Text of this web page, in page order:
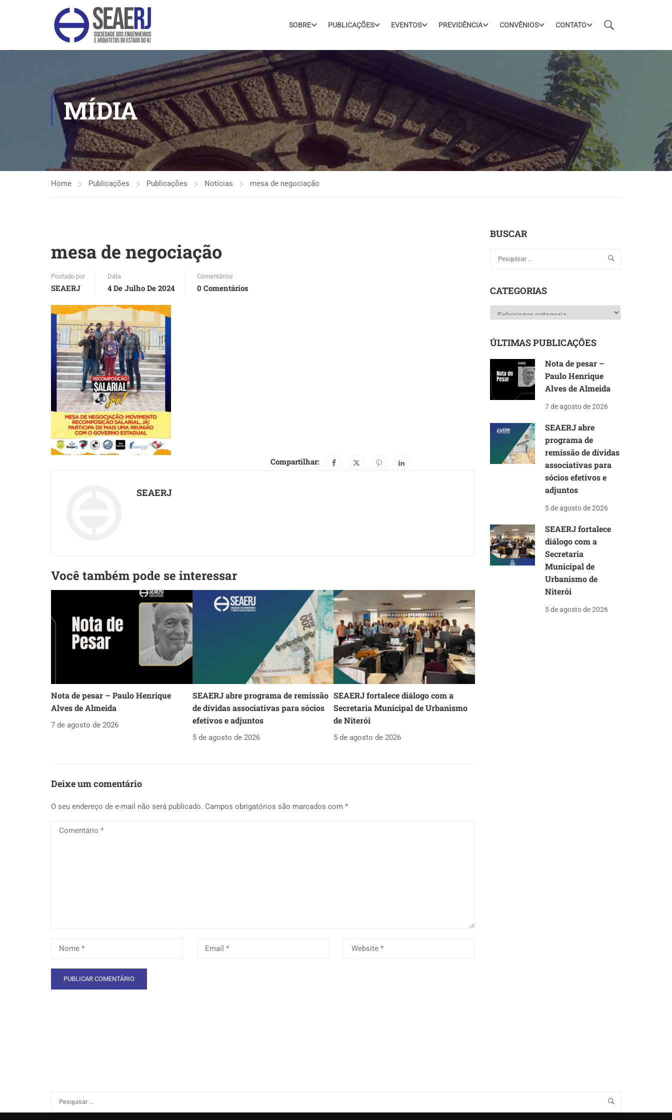
SOBRE PUBLICAÇÕES EVENTOS PREVIDÊNCIA CONVÊNIOS CONTATO
MÍDIA
Home Publicações Publicações Notícias mesa de negociação
mesa de negociação
Postado por
SEAERJ
Data
4 De Julho De 2024
Comentários
0 Comentários
Compartilhar:
SEAERJ
Você também pode se interessar
Nota de pesar – Paulo Henrique
Alves de Almeida
7 de agosto de 2026
SEAERJ abre programa de remissão
de dívidas associativas para sócios
efetivos e adjuntos
5 de agosto de 2026
SEAERJ fortalece diálogo com a
Secretaria Municipal de Urbanismo
de Niterói
5 de agosto de 2026
Deixe um comentário
O seu endereço de e-mail não será publicado. Campos obrigatórios são marcados com *
BUSCAR
CATEGORIAS
Categorias
ÚLTIMAS PUBLICAÇÕES
Nota de pesar –
Paulo Henrique
Alves de Almeida
7 de agosto de 2026
SEAERJ abre
programa de
remissão de dívidas
associativas para
sócios efetivos e
adjuntos
5 de agosto de 2026
SEAERJ fortalece
diálogo com a
Secretaria
Municipal de
Urbanismo de
Niterói
5 de agosto de 2026